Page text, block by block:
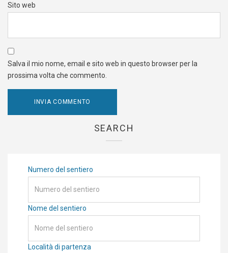
Sito web
Salva il mio nome, email e sito web in questo browser per la
prossima volta che commento.
SEARCH
Numero del sentiero
Nome del sentiero
Località di partenza